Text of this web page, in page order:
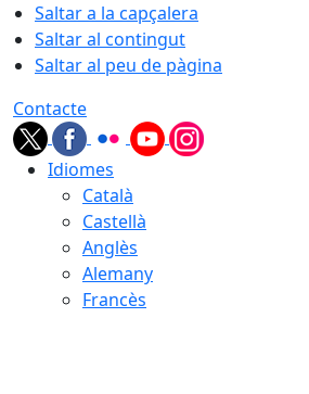
Saltar a la capçalera
Saltar al contingut
Saltar al peu de pàgina
Contacte
Idiomes
Català
Castellà
Anglès
Alemany
Francès